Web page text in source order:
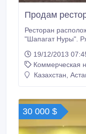
Продам
Ресторан
"Шапагат Нуры".
подъездные пути, парковка. Направление: турецкий
ресторан. Документы:
Тех.условие:
19/12/2013
Коммерческая
Казахстан,
30 000 $